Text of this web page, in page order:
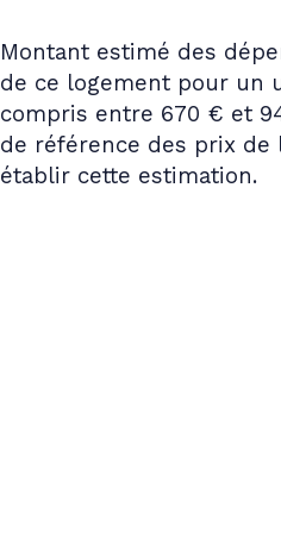
Montant estimé des
de ce logement pour un
compris entre 670 € et
de référence des prix
établir cette estimation.